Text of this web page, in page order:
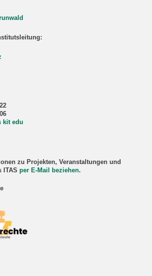
kit edu
zu Projekten, Veranstaltungen und
ITAS per E-Mail beziehen.